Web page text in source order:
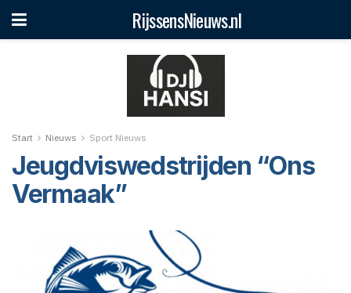
RijssensNieuws.nl
Start Nieuws Sport Nieuws
Jeugdviswedstrijden “Ons
Vermaak”